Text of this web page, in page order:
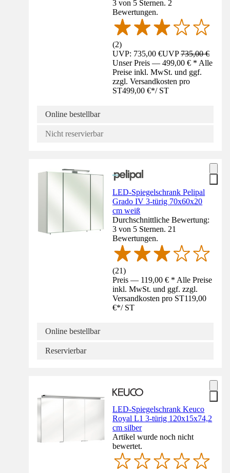
3 von 5 Sternen. 2
Bewertungen.
(2)
UVP: 735,00 €UVP735,00 €
Unser Preis — 499,00 € * Alle
Preise inkl. MwSt. und ggf.
zzgl. Versandkosten pro
ST499,00 €*/ ST
Online bestellbar
Nicht reservierbar
LED-Spiegelschrank Pelipal
Grado IV 3-türig 70x60x20
cm weiß
Durchschnittliche Bewertung:
3 von 5 Sternen. 21
Bewertungen.
(21)
Preis — 119,00 € * Alle Preise
inkl. MwSt. und ggf. zzgl.
Versandkosten pro ST119,00
€*/ ST
Online bestellbar
Reservierbar
LED-Spiegelschrank Keuco
Royal L1 3-türig 120x15x74,2
cm silber
Artikel wurde noch nicht
bewertet.